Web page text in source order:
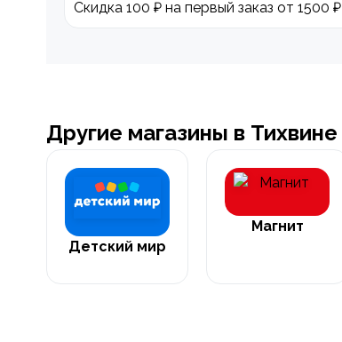
Скидка 100 ₽ на первый заказ от 1500 ₽
Другие магазины в Тихвине
Детский мир
Магнит